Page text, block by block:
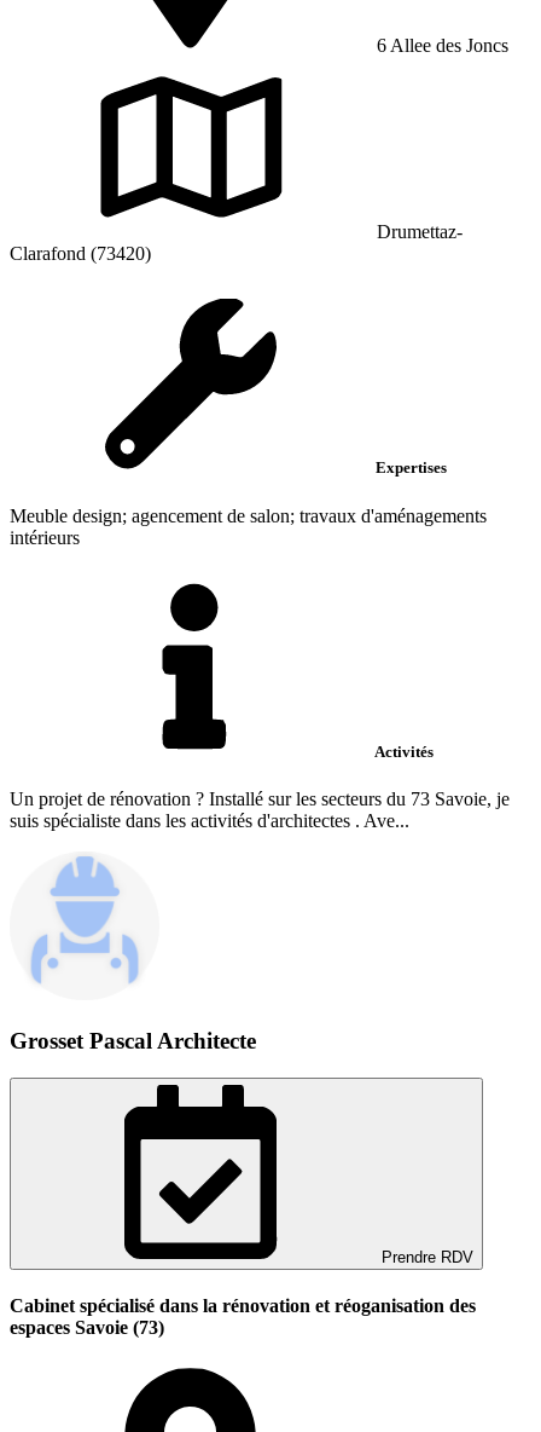
6 Allee des Joncs
Drumettaz-
Clarafond (73420)
Expertises
Meuble design; agencement de salon; travaux d'aménagements
intérieurs
Activités
Un projet de rénovation ? Installé sur les secteurs du 73 Savoie, je
suis spécialiste dans les activités d'architectes . Ave...
Grosset Pascal Architecte
Prendre RDV
Cabinet spécialisé dans la rénovation et réoganisation des
espaces Savoie (73)